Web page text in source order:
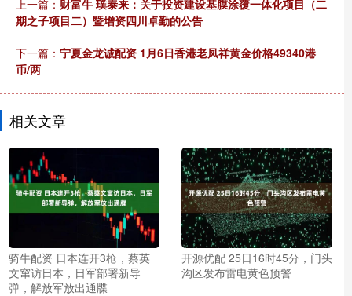
上一篇： 财富牛 璞泰来：关于投资建设基膜涂覆一体化项目（二
期之子项目二）暨增资四川卓勤的公告
下一篇： 宁夏金龙诚配资 1月6日香港老凤祥黄金价格49340港
币/两
相关文章
骑牛配资 日本连开3枪，蔡英
文窜访日本，日军部署新导
弹，解放军放出通牒
开源优配 25日16时45分，门头
沟区发布雷电黄色预警